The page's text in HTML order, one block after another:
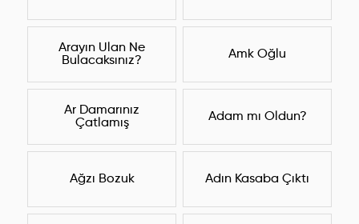
Arayın Ulan Ne
Bulacaksınız?
Amk Oğlu
Ar Damarınız
Çatlamış
Adam mı Oldun?
Ağzı Bozuk Adın Kasaba Çıktı